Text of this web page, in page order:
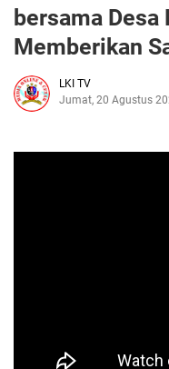
bersama
Memberikan
LKI TV
Jumat, 20 Agustus